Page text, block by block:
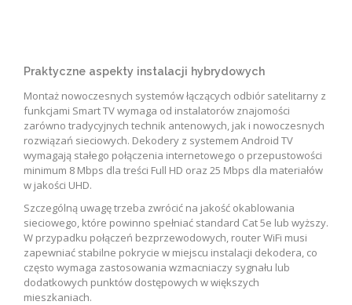
Praktyczne aspekty instalacji hybrydowych
Montaż nowoczesnych systemów łączących odbiór satelitarny z
funkcjami Smart TV wymaga od instalatorów znajomości
zarówno tradycyjnych technik antenowych, jak i nowoczesnych
rozwiązań sieciowych. Dekodery z systemem Android TV
wymagają stałego połączenia internetowego o przepustowości
minimum 8 Mbps dla treści Full HD oraz 25 Mbps dla materiałów
w jakości UHD.
Szczególną uwagę trzeba zwrócić na jakość okablowania
sieciowego, które powinno spełniać standard Cat 5e lub wyższy.
W przypadku połączeń bezprzewodowych, router WiFi musi
zapewniać stabilne pokrycie w miejscu instalacji dekodera, co
często wymaga zastosowania wzmacniaczy sygnału lub
dodatkowych punktów dostępowych w większych
mieszkaniach.